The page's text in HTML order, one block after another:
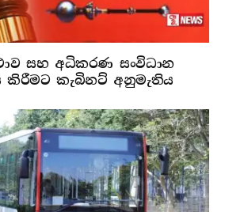
සහ අධිකරණ සංවිධාන
කැබිනට් අනුමැතිය